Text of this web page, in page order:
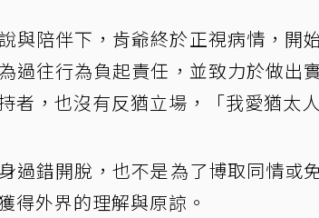
與陪伴下，肯爺終於正視病情，開
過往行為負起責任，並致力於做出
，也沒有反猶立場，「我愛猶太人
過錯開脫，也不是為了博取同情或
得外界的理解與原諒。